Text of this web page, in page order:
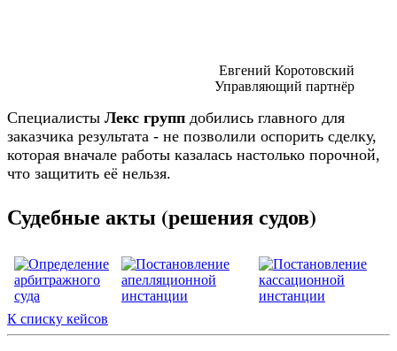
Евгений Коротовский
Управляющий партнёр
Специалисты Лекс групп добились главного для
заказчика результата - не позволили оспорить сделку,
которая вначале работы казалась настолько порочной,
что защитить её нельзя.
Судебные акты (решения судов)
К списку кейсов